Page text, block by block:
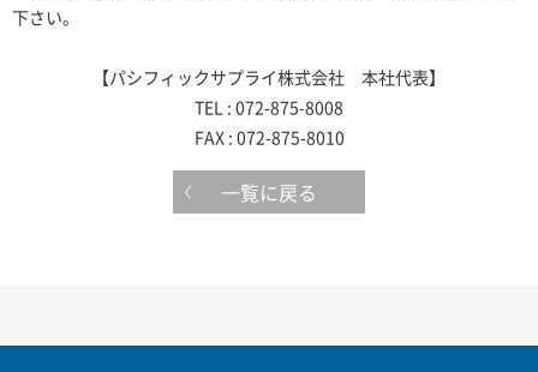
下さい。
【パシフィックサプライ株式会社 本社代表】
TEL : 072-875-8008
FAX : 072-875-8010
一覧に戻る